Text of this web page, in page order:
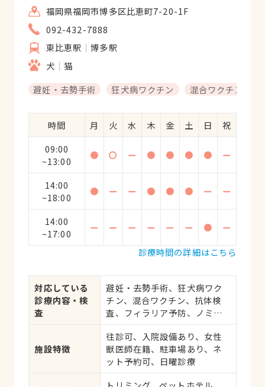
福岡県福岡市博多区比恵町7-20-1F
092-432-7888
東比恵駅
博多駅
犬
猫
避妊・去勢手術
狂犬病ワクチン 混合ワクチン
時間 月 火 水 木 金 土 日
祝
09:00
~13:00
● 〇 ー ● ● ● ● ー
14:00
~18:00
● ー ー ● ● ● ー ー
14:00
~17:00
ー ー ー ー ー ー ●
ー
診療時間の詳細はこちら
対応している
診療内容・検
査
避妊・去勢手術、狂犬病ワク
チン、混合ワクチン、抗体検
査、フィラリア予防、ノミ・
応、健康診断、各種検査、外
科手術
施設特徴
往診可、入院設備あり、女性
獣医師在籍、駐車場あり、ネ
ット予約可、日曜診療